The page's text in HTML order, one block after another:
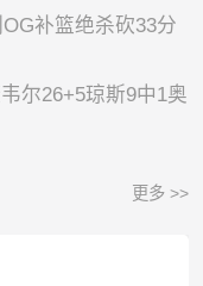
补篮绝杀砍33分
尔26+5琼斯9中1奥
更多 >>